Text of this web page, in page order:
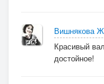
Вишнякова
Красивый
достойное!